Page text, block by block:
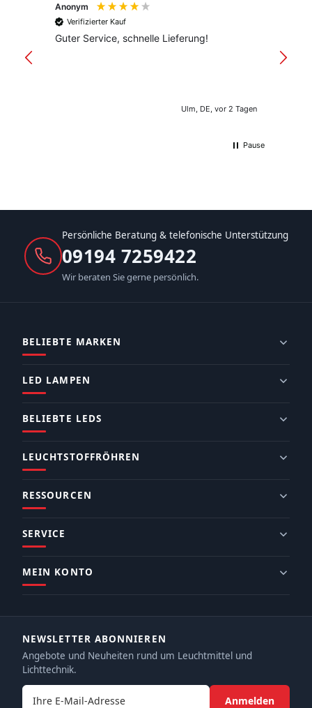
Anonym
Verifizierter Kauf
Guter Service, schnelle Lieferung!
Ulm, DE, vor 2 Tagen
Pause
Persönliche Beratung & telefonische Unterstützung
09194 7259422
Wir beraten Sie gerne persönlich.
BELIEBTE MARKEN
LED LAMPEN
BELIEBTE LEDS
LEUCHTSTOFFRÖHREN
RESSOURCEN
SERVICE
MEIN KONTO
NEWSLETTER ABONNIEREN
Angebote und Neuheiten rund um Leuchtmittel und
Lichttechnik.
E-Mail-Adresse
Anmelden